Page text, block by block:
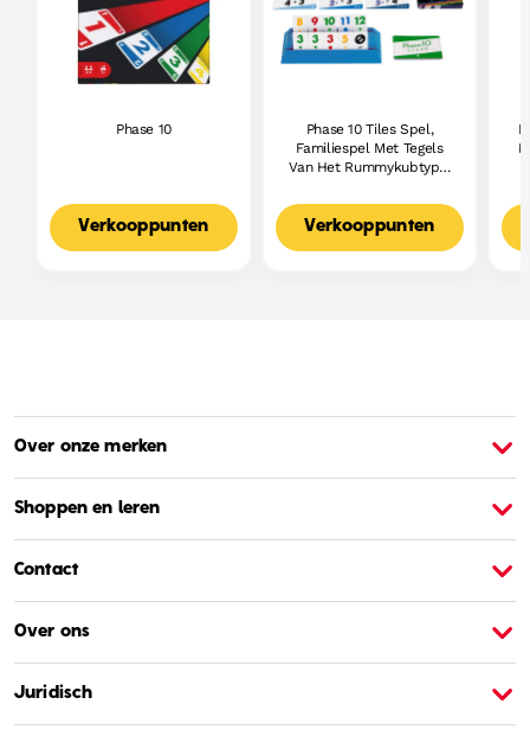
Phase 10
Verkooppunten
Phase 10 Tiles Spel,
Familiespel Met Tegels
Van Het Rummykubtype,
Spelers
Verkooppunten
Over onze merken
Shoppen en leren
Contact
Over ons
Juridisch